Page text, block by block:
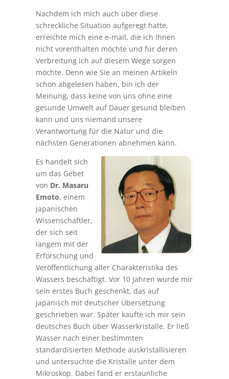
Nachdem ich mich auch über diese
schreckliche Situation aufgeregt hatte,
erreichte mich eine e-mail, die ich Ihnen
nicht vorenthalten möchte und für deren
Verbreitung ich auf diesem Wege sorgen
möchte. Denn wie Sie an meinen Artikeln
schon abgelesen haben, bin ich der
Meinung, dass keine von uns ohne eine
gesunde Umwelt auf Dauer gesund bleiben
kann und uns niemand unsere
Verantwortung für die Natur und die
nächsten Generationen abnehmen kann.
Es handelt sich
um das Gebet
von Dr. Masaru
Emoto, einem
japanischen
Wissenschaftler,
der sich seit
langem mit der
Erforschung und
Veröffentlichung aller Charakteristika des
Wassers beschäftigt. Vor 10 Jahren wurde mir
sein erstes Buch geschenkt, das auf
japanisch mit deutscher Übersetzung
geschrieben war. Später kaufte ich mir sein
deutsches Buch über Wasserkristalle. Er ließ
Wasser nach einer bestimmten
standardisierten Methode auskristallisieren
und untersuchte die Kristalle unter dem
Mikroskop. Dabei fand er erstaunliche